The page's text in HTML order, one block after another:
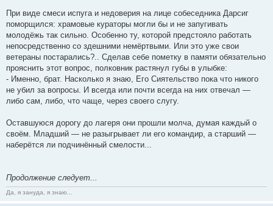
При виде смеси испуга и недоверия на лице собеседника Дарсиг
поморщился: храмовые кураторы могли бы и не запугивать
молодёжь так сильно. Особенно ту, которой предстояло работать
непосредственно со здешними немёртвыми. Или это уже свои
ветераны постарались?.. Сделав себе пометку в памяти обязательно
прояснить этот вопрос, полковник растянул губы в улыбке:
- Именно, брат. Насколько я знаю, Его Сиятельство пока что никого
не убил за вопросы. И всегда или почти всегда на них отвечал —
либо сам, либо, что чаще, через своего слугу.
Оставшуюся дорогу до лагеря они прошли молча, думая каждый о
своём. Младший — не разыгрывает ли его командир, а старший —
наберётся ли подчинённый смелости...
Продолжение следует...
Да, я зануда, я знаю...